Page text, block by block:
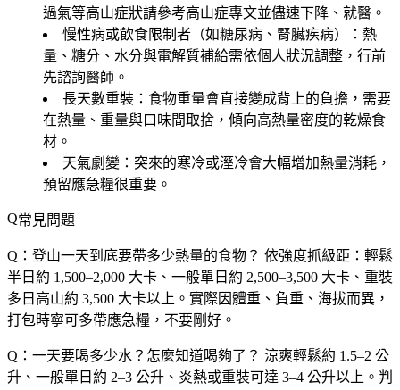
過氣等高山症狀請參考高山症專文並儘速下降、就醫。
慢性病或飲食限制者 （如糖尿病、腎臟疾病）：熱
量、糖分、水分與電解質補給需依個人狀況調整，行前
先諮詢醫師。
長天數重裝 ：食物重量會直接變成背上的負擔，需要
在熱量、重量與口味間取捨，傾向高熱量密度的乾燥食
材。
天氣劇變 ：突來的寒冷或溼冷會大幅增加熱量消耗，
預留應急糧很重要。
常見問題
Q：登山一天到底要帶多少熱量的食物？ 依強度抓級距：輕鬆
半日約 1,500–2,000 大卡、一般單日約 2,500–3,500 大卡、重裝
多日高山約 3,500 大卡以上。實際因體重、負重、海拔而異，
打包時寧可多帶應急糧，不要剛好。
Q：一天要喝多少水？怎麼知道喝夠了？ 涼爽輕鬆約 1.5–2 公
升、一般單日約 2–3 公升、炎熱或重裝可達 3–4 公升以上。判